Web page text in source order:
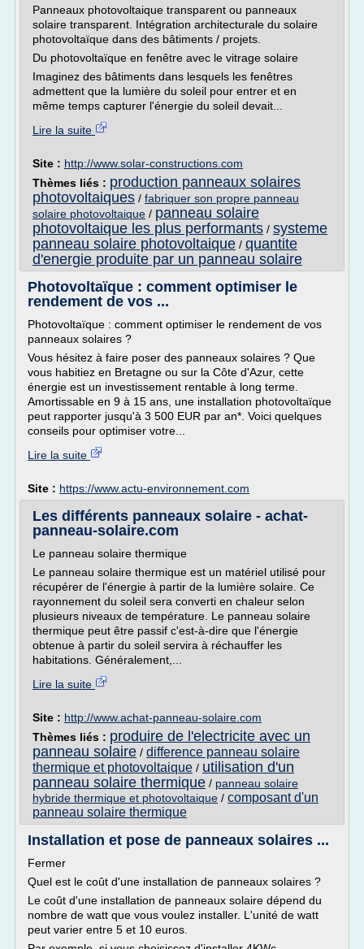
Panneaux photovoltaique transparent ou panneaux
solaire transparent. Intégration architecturale du solaire
photovoltaïque dans des bâtiments / projets.
Du photovoltaïque en fenêtre avec le vitrage solaire
Imaginez des bâtiments dans lesquels les fenêtres
admettent que la lumière du soleil pour entrer et en
même temps capturer l'énergie du soleil devait...
Lire la suite
Site : http://www.solar-constructions.com
Thèmes liés : production panneaux solaires
photovoltaiques / fabriquer son propre panneau
solaire photovoltaique / panneau solaire
photovoltaique les plus performants / systeme
panneau solaire photovoltaique / quantite
d'energie produite par un panneau solaire
Photovoltaïque : comment optimiser le
rendement de vos ...
Photovoltaïque : comment optimiser le rendement de vos
panneaux solaires ?
Vous hésitez à faire poser des panneaux solaires ? Que
vous habitiez en Bretagne ou sur la Côte d'Azur, cette
énergie est un investissement rentable à long terme.
Amortissable en 9 à 15 ans, une installation photovoltaïque
peut rapporter jusqu'à 3 500 EUR par an*. Voici quelques
conseils pour optimiser votre...
Lire la suite
Site : https://www.actu-environnement.com
Les différents panneaux solaire - achat-
panneau-solaire.com
Le panneau solaire thermique
Le panneau solaire thermique est un matériel utilisé pour
récupérer de l'énergie à partir de la lumière solaire. Ce
rayonnement du soleil sera converti en chaleur selon
plusieurs niveaux de température. Le panneau solaire
thermique peut être passif c'est-à-dire que l'énergie
obtenue à partir du soleil servira à réchauffer les
habitations. Généralement,...
Lire la suite
Site : http://www.achat-panneau-solaire.com
Thèmes liés : produire de l'electricite avec un
panneau solaire / difference panneau solaire
thermique et photovoltaique / utilisation d'un
panneau solaire thermique / panneau solaire
hybride thermique et photovoltaique / composant d'un
panneau solaire thermique
Installation et pose de panneaux solaires ...
Fermer
Quel est le coût d'une installation de panneaux solaires ?
Le coût d'une installation de panneaux solaire dépend du
nombre de watt que vous voulez installer. L'unité de watt
peut varier entre 5 et 10 euros.